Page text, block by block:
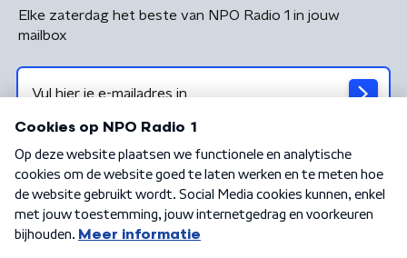
Elke zaterdag het beste van NPO Radio 1 in jouw
mailbox
Algemene voorwaarden